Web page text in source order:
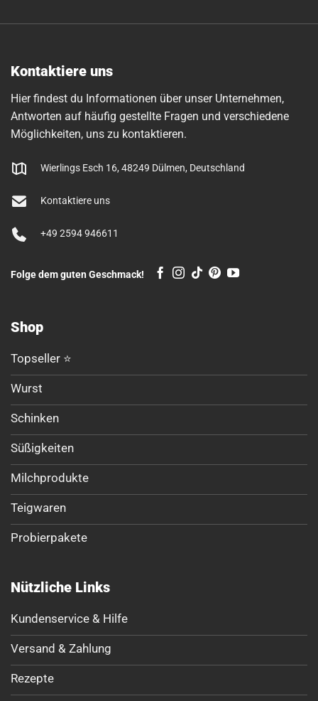
Kontaktiere uns
Hier findest du Informationen über unser Unternehmen,
Antworten auf häufig gestellte Fragen und verschiedene
Möglichkeiten, uns zu kontaktieren.
Wierlings Esch 16, 48249 Dülmen, Deutschland
Kontaktiere uns
+49 2594 946611
Folge dem guten Geschmack!
Shop
Topseller ⭐
Wurst
Schinken
Süßigkeiten
Milchprodukte
Teigwaren
Probierpakete
Nützliche Links
Kundenservice & Hilfe
Versand & Zahlung
Rezepte